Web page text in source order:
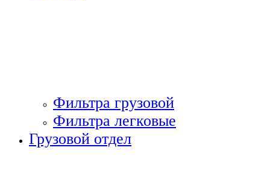
Фильтра грузовой
Фильтра легковые
Грузовой отдел